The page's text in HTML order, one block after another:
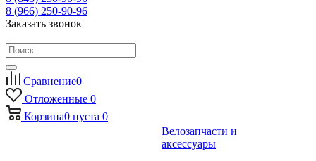
8 (966) 250-90-96
Заказать звонок
Сравнение0
Отложенные 0
Корзина0 пуста 0
Велозапчасти и
аксессуары